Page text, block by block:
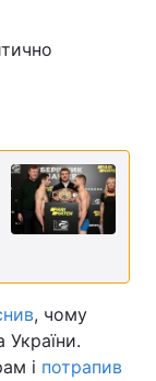
, чому
і потрапив